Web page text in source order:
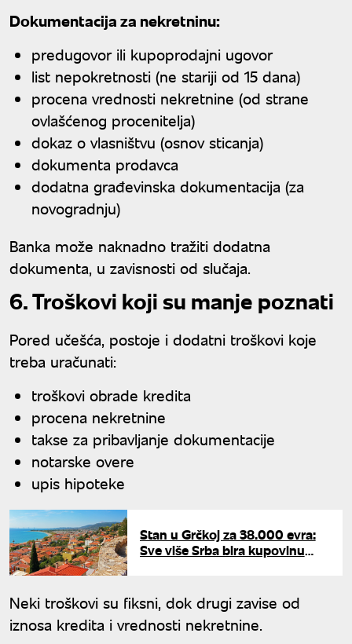
Dokumentacija za nekretninu:
predugovor ili kupoprodajni ugovor
list nepokretnosti (ne stariji od 15 dana)
procena vrednosti nekretnine (od strane
ovlašćenog procenitelja)
dokaz o vlasništvu (osnov sticanja)
dokumenta prodavca
dodatna građevinska dokumentacija (za
novogradnju)
Banka može naknadno tražiti dodatna
dokumenta, u zavisnosti od slučaja.
6. Troškovi koji su manje poznati
Pored učešća, postoje i dodatni troškovi koje
treba uračunati:
troškovi obrade kredita
procena nekretnine
takse za pribavljanje dokumentacije
notarske overe
upis hipoteke
Stan u Grčkoj za 38.000 evra:
Sve više Srba bira kupovinu
najpovoljnije?
Neki troškovi su fiksni, dok drugi zavise od
iznosa kredita i vrednosti nekretnine.